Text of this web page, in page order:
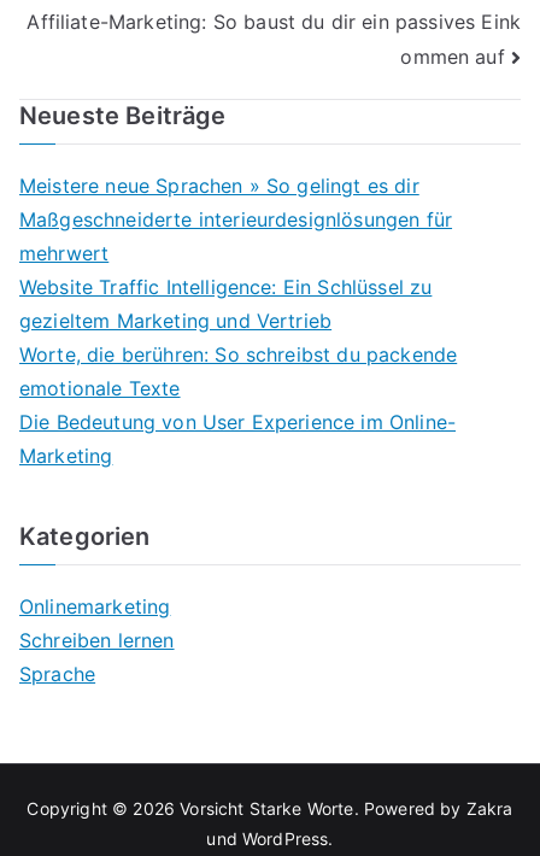
Affiliate-Marketing: So baust du dir ein passives Eink
ommen auf
Neueste Beiträge
Meistere neue Sprachen » So gelingt es dir
Maßgeschneiderte interieurdesignlösungen für
mehrwert
Website Traffic Intelligence: Ein Schlüssel zu
gezieltem Marketing und Vertrieb
Worte, die berühren: So schreibst du packende
emotionale Texte
Die Bedeutung von User Experience im Online-
Marketing
Kategorien
Onlinemarketing
Schreiben lernen
Sprache
Copyright © 2026Vorsicht Starke Worte. Powered by Zakra
und WordPress.